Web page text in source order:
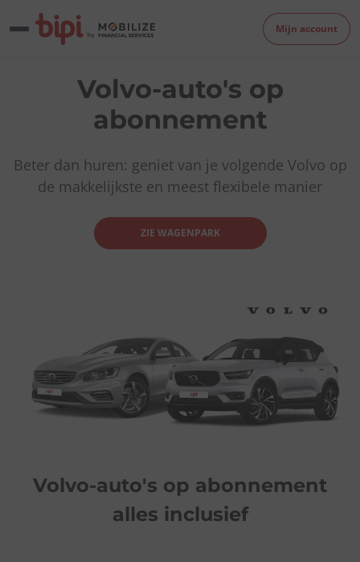
Mijn account
Volvo-auto's op
abonnement
Beter dan huren: geniet van je volgende Volvo op
de makkelijkste en meest flexibele manier
ZIE WAGENPARK
Volvo-auto's op abonnement
alles inclusief